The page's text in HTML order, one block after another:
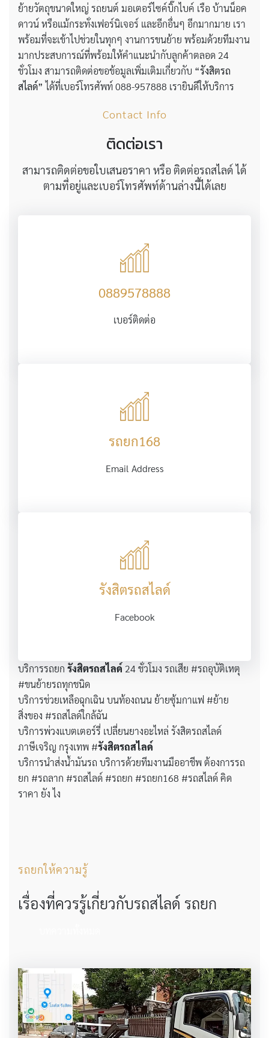
ย้ายวัตถุขนาดใหญ่ รถยนต์ มอเตอร์ไซค์บิ๊กไบค์ เรือ บ้านน็อค
ดาวน์ หรือแม้กระทั่งเฟอร์นิเจอร์ และอีกอื่นๆ อีกมากมาย เรา
พร้อมที่จะเข้าไปช่วยในทุกๆ งานการขนย้าย พร้อมด้วยทีมงาน
มากประสบการณ์ที่พร้อมให้คำแนะนำกับลูกค้าตลอด 24
ชั่วโมง สามารถติดต่อขอข้อมูลเพิ่มเติมเกี่ยวกับ “รังสิตรถ
สไลด์” ได้ที่เบอร์โทรศัพท์ 088-957888 เรายินดีให้บริการ
Contact Info
ติดต่อเรา
สามารถติดต่อขอใบเสนอราคา หรือ ติดต่อรถสไลด์ ได้
ตามที่อยู่และเบอร์โทรศัพท์ด้านล่างนี้ได้เลย
0889578888
เบอร์ติดต่อ
รถยก168
Email Address
รังสิตรถสไลด์
Facebook
บริการรถยก รังสิตรถสไลด์ 24 ชั่วโมง รถเสีย #รถอุบัติเหตุ
#ขนย้ายรถทุกชนิด
บริการช่วยเหลือฉุกเฉิน บนท้องถนน ย้ายซุ้มกาแฟ #ย้าย
สิ่งของ #รถสไลด์ใกล้ฉัน
บริการพ่วงแบตเตอร์รี่ เปลี่ยนยางอะไหล่ รังสิตรถสไลด์
ภาษีเจริญ กรุงเทพ #รังสิตรถสไลด์
บริการนำส่งน้ำมันรถ บริการด้วยทีมงานมืออาชีพ ต้องการรถ
ยก #รถลาก #รถสไลด์ #รถยก #รถยก168 #รถสไลด์ คิด
ราคา ยัง ไง
รถยกให้ความรู้
เรื่องที่ควรรู้เกี่ยวกับรถสไลด์ รถยก